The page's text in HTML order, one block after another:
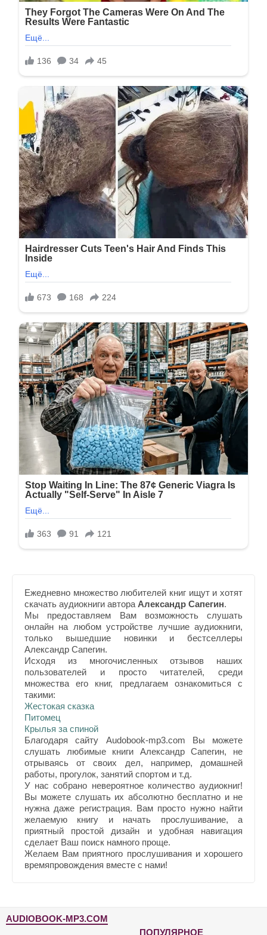
Ежедневно множество любителей книг ищут и хотят
скачать аудиокниги автора Александр Сапегин.
Мы предоставляем Вам возможность слушать
онлайн на любом устройстве лучшие аудиокниги,
только вышедшие новинки и бестселлеры
Александр Сапегин.
Исходя из многочисленных отзывов наших
пользователей и просто читателей, среди
множества его книг, предлагаем ознакомиться с
такими:
Жестокая сказка
Питомец
Крылья за спиной
Благодаря сайту Audobook-mp3.com Вы можете
слушать любимые книги Александр Сапегин, не
отрываясь от своих дел, например, домашней
работы, прогулок, занятий спортом и т.д.
У нас собрано невероятное количество аудиокниг!
Вы можете слушать их абсолютно бесплатно и не
нужна даже регистрация. Вам просто нужно найти
желаемую книгу и начать прослушивание, а
приятный простой дизайн и удобная навигация
сделает Ваш поиск намного проще.
Желаем Вам приятного прослушивания и хорошего
времяпровождения вместе с нами!
AUDIOBOOK-MP3.COM
ПОПУЛЯРНОЕ